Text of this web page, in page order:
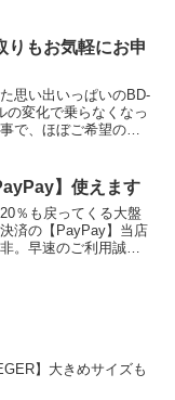
りもお気軽にお申
思い出いっぱいのBD-
の変化で乗らなくなっ
で、ほぼご希望の価
サイクルズヴィレッ
...
】使えます
％も戻ってくる大盤
済の【PayPay】当店
。早速のご利用誠に
】大きめサイズも